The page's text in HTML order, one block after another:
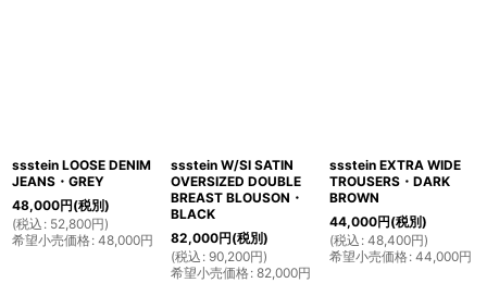
ssstein LOOSE DENIM
JEANS・GREY
48,000円(税別)
(税込 : 52,800円)
希望小売価格: 48,000円
ssstein W/SI SATIN
OVERSIZED DOUBLE
BREAST BLOUSON・
BLACK
82,000円(税別)
(税込 : 90,200円)
希望小売価格: 82,000円
ssstein EXTRA WIDE
TROUSERS・DARK
BROWN
44,000円(税別)
(税込 : 48,400円)
希望小売価格: 44,000円